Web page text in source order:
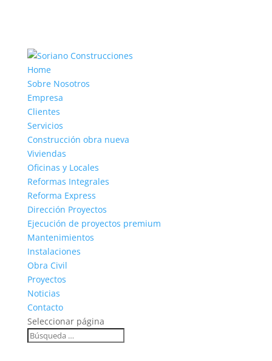
Home
Sobre Nosotros
Empresa
Clientes
Servicios
Construcción obra nueva
Viviendas
Oficinas y Locales
Reformas Integrales
Reforma Express
Dirección Proyectos
Ejecución de proyectos premium
Mantenimientos
Instalaciones
Obra Civil
Proyectos
Noticias
Contacto
Seleccionar página